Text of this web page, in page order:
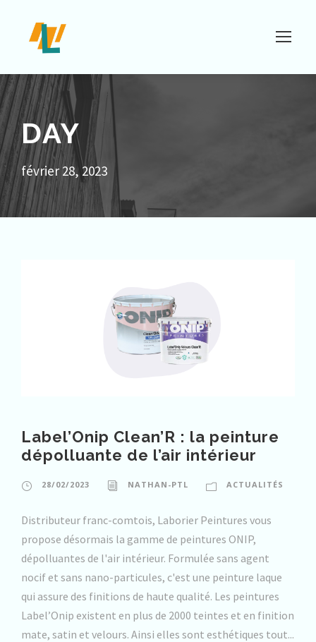
DAY
février 28, 2023
Label’Onip Clean’R : la peinture
dépolluante de l’air intérieur
28/02/2023 NATHAN-PTL ACTUALITÉS
Distributeur franc-comtois, Laborier Peintures vous
propose désormais la gamme de peintures ONIP,
dépolluantes de l'air intérieur. Formulée sans agent
nocif et sans nano-particules, c'est une peinture laque
qui assure des finitions de haute qualité. Les peintures
Label’Onip existent en plus de 2000 teintes et en finition
mate, satin et velours. Ainsi elles sont esthétiques tout...